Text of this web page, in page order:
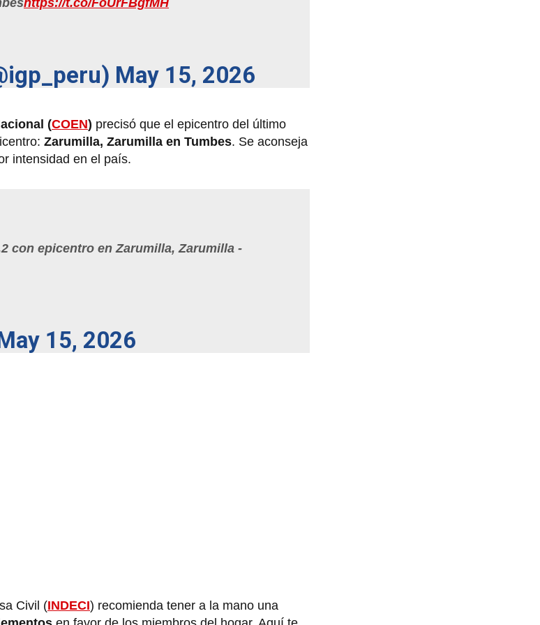
https://t.co/FoUrFBgfMH
May 15, 2026
(COEN) precisó que el epicentro del último
Zarumilla, Zarumilla en Tumbes. Se aconseja
intensidad en el país.
con epicentro en Zarumilla, Zarumilla -
15, 2026
Civil (INDECI) recomienda tener a la mano una